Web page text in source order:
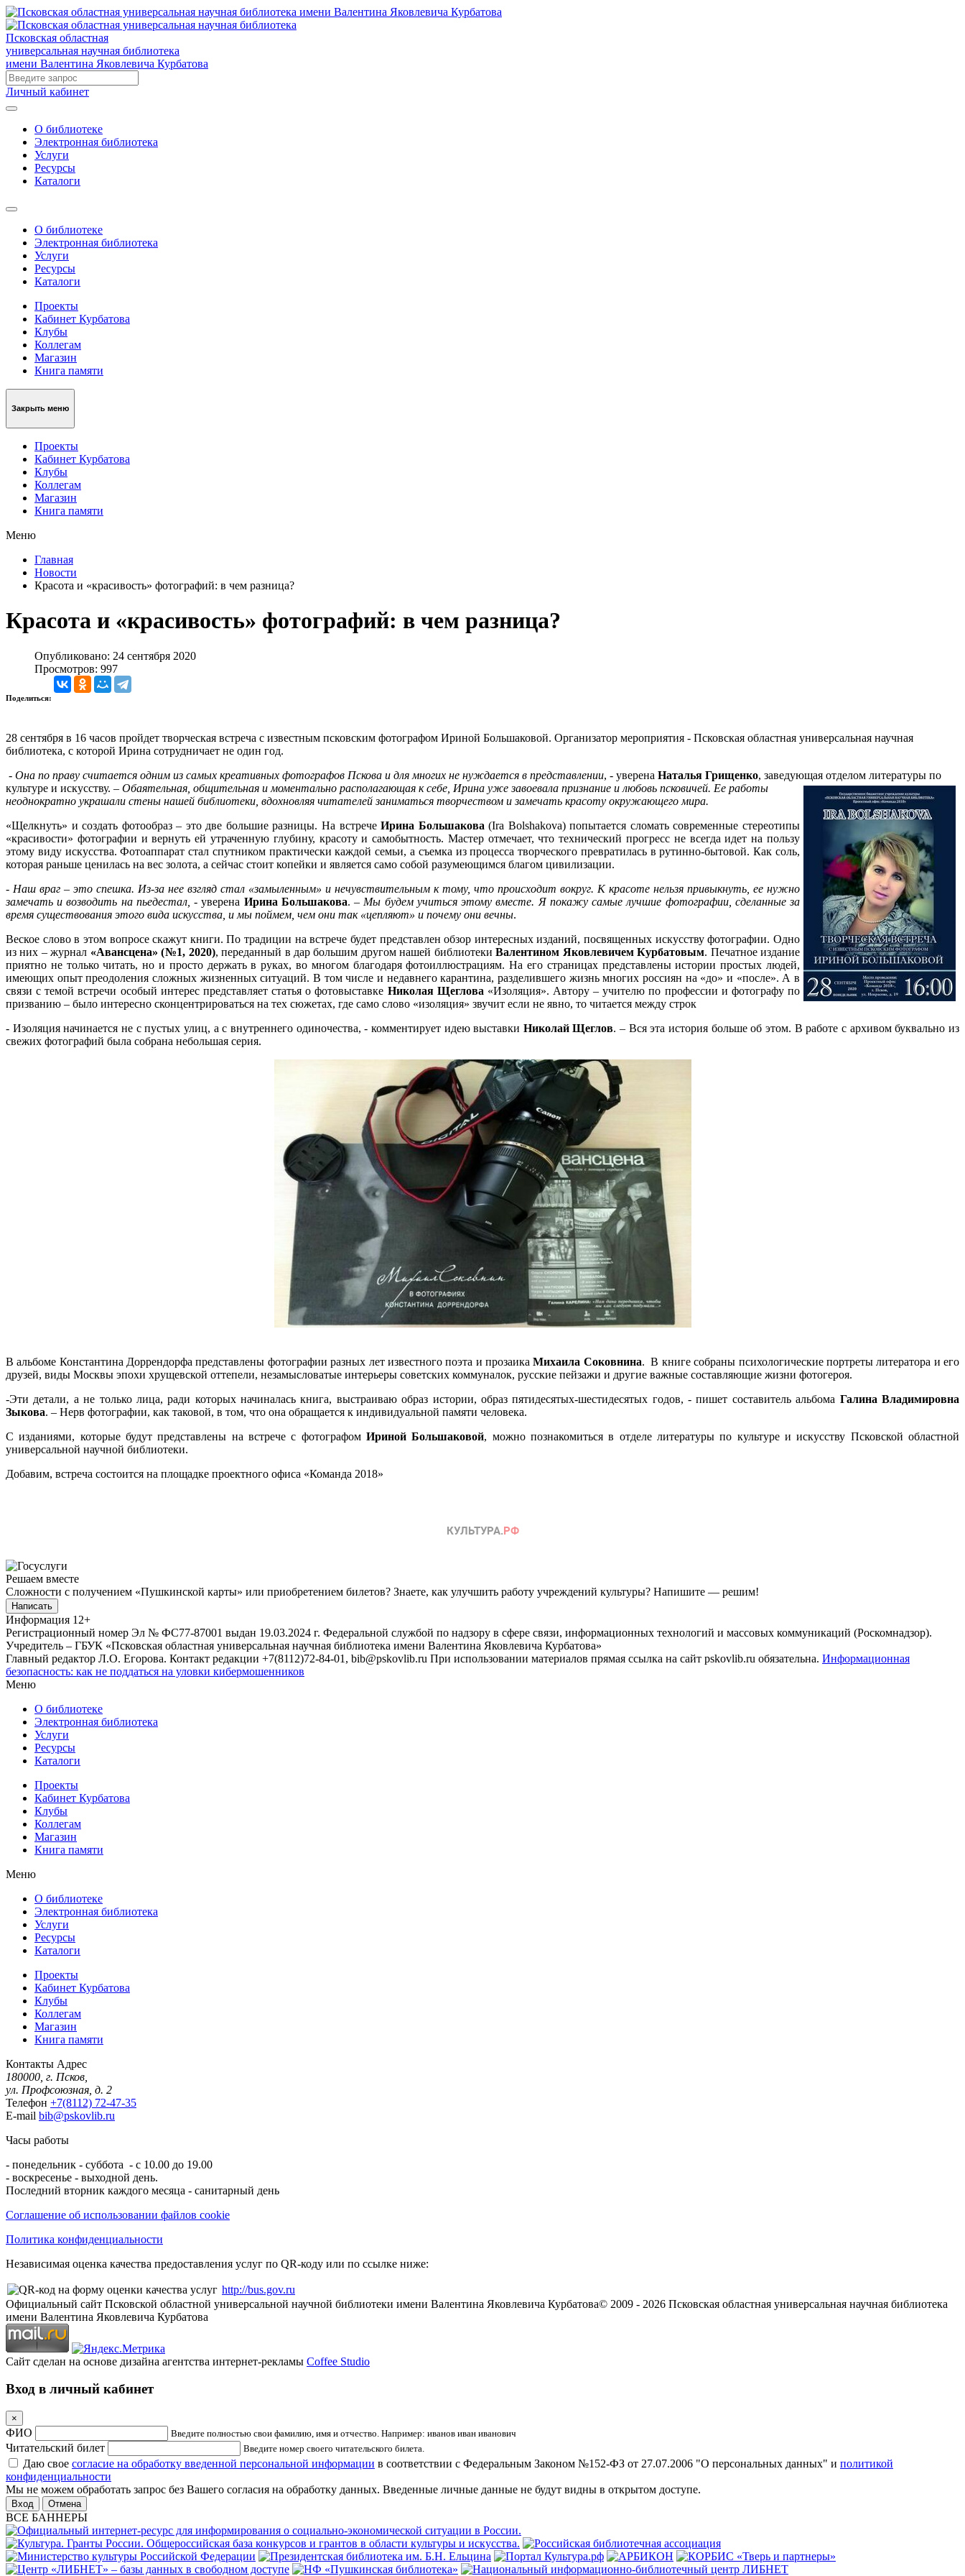
Псковская областная
универсальная научная библиотека
имени Валентина Яковлевича Курбатова
Личный кабинет
О библиотеке
Электронная библиотека
Услуги
Ресурсы
Каталоги
О библиотеке
Электронная библиотека
Услуги
Ресурсы
Каталоги
Проекты
Кабинет Курбатова
Клубы
Коллегам
Магазин
Книга памяти
Закрыть меню
Проекты
Кабинет Курбатова
Клубы
Коллегам
Магазин
Книга памяти
Меню
Главная
Новости
Красота и «красивость» фотографий: в чем разница?
Красота и «красивость» фотографий: в чем разница?
Опубликовано: 24 сентября 2020
Просмотров: 997
Поделиться:
28 сентября в 16 часов пройдет творческая встреча с известным псковским фотографом Ириной Большаковой. Организатор мероприятия - Псковская областная универсальная научная
библиотека, с которой Ирина сотрудничает не один год.
- Она по праву считается одним из самых креативных фотографов Пскова и для многих не нуждается в представлении, - уверена Наталья Грищенко, заведующая отделом литературы по
культуре и искусству. – Обаятельная, общительная и моментально располагающая к себе, Ирина уже завоевала признание и любовь псковичей. Ее работы
неоднократно украшали стены нашей библиотеки, вдохновляя читателей заниматься творчеством и замечать красоту окружающего мира.
«Щелкнуть» и создать фотообраз – это две большие разницы. На встречеИрина Большакова (Ira Bolshakova) попытается сломать современные стереотипы
«красивости» фотографии и вернуть ей утраченную глубину, красоту и самобытность. Мастер отмечает, что технический прогресс не всегда идет на пользу
этому виду искусства. Фотоаппарат стал спутником практически каждой семьи, а съемка из процесса творческого превратилась в рутинно-бытовой. Как соль,
которая раньше ценилась на вес золота, а сейчас стоит копейки и является само собой разумеющимся благом цивилизации.
- Наш враг – это спешка. Из-за нее взгляд стал «замыленным» и нечувствительным к тому, что происходит вокруг. К красоте нельзя привыкнуть, ее нужно
замечать и возводить на пьедестал, - уверена Ирина Большакова. – Мы будем учиться этому вместе. Я покажу самые лучшие фотографии, сделанные за
время существования этого вида искусства, и мы поймем, чем они так «цепляют» и почему они вечны.
Веское слово в этом вопросе скажут книги. По традиции на встрече будет представлен обзор интересных изданий, посвященных искусству фотографии. Одно
из них – журнал «Авансцена» (№1, 2020), переданный в дар большим другом нашей библиотекиВалентином Яковлевичем Курбатовым. Печатное издание
приятно не только читать, но и просто держать в руках, во многом благодаря фотоиллюстрациям. На его страницах представлены истории простых людей,
имеющих опыт преодоления сложных жизненных ситуаций. В том числе и недавнего карантина, разделившего жизнь многих россиян на «до» и «после». А в
связи с темой встречи особый интерес представляет статья о фотовыставке Николая Щеглова «Изоляция». Автору – учителю по профессии и фотографу по
призванию – было интересно сконцентрироваться на тех сюжетах, где само слово «изоляция» звучит если не явно, то читается между строк
- Изоляция начинается не с пустых улиц, а с внутреннего одиночества, - комментирует идею выставки Николай Щеглов. – Вся эта история больше об этом. В работе с архивом буквально из
свежих фотографий была собрана небольшая серия.
В альбоме Константина Доррендорфа представлены фотографии разных лет известного поэта и прозаикаМихаила Соковнина. В книге собраны психологические портреты литератора и его
друзей, виды Москвы эпохи хрущевской оттепели, незамысловатые интерьеры советских коммуналок, русские пейзажи и другие важные составляющие жизни фотогероя.
-Эти детали, а не только лица, ради которых начиналась книга, выстраиваю образ истории, образ пятидесятых-шестидесятых годов, - пишет составитель альбома Галина Владимировна
Зыкова. – Нерв фотографии, как таковой, в том, что она обращается к индивидуальной памяти человека.
С изданиями, которые будут представлены на встрече с фотографом Ириной Большаковой, можно познакомиться в отделе литературы по культуре и искусству Псковской областной
универсальной научной библиотеки.
Добавим, встреча состоится на площадке проектного офиса «Команда 2018»
Решаем вместе
Сложности с получением «Пушкинской карты» или приобретением билетов? Знаете, как улучшить работу учреждений культуры? Напишите — решим!
Написать
Информация 12+
Регистрационный номер Эл № ФС77-87001 выдан 19.03.2024 г. Федеральной службой по надзору в сфере связи, информационных технологий и массовых коммуникаций (Роскомнадзор).
Учредитель – ГБУК «Псковская областная универсальная научная библиотека имени Валентина Яковлевича Курбатова»
Главный редактор Л.О. Егорова. Контакт редакции +7(8112)72-84-01, bib@pskovlib.ru При использовании материалов прямая ссылка на сайт pskovlib.ru обязательна. Информационная
безопасность: как не поддаться на уловки кибермошенников
Меню
О библиотеке
Электронная библиотека
Услуги
Ресурсы
Каталоги
Проекты
Кабинет Курбатова
Клубы
Коллегам
Магазин
Книга памяти
Меню
О библиотеке
Электронная библиотека
Услуги
Ресурсы
Каталоги
Проекты
Кабинет Курбатова
Клубы
Коллегам
Магазин
Книга памяти
Контакты Адрес
180000, г. Псков,
ул. Профсоюзная, д. 2
Телефон +7(8112) 72-47-35
E-mail bib@pskovlib.ru
Часы работы
- понедельник - суббота - с 10.00 до 19.00
- воскресенье - выходной день.
Последний вторник каждого месяца - санитарный день
Соглашение об использовании файлов cookie
Политика конфиденциальности
Независимая оценка качества предоставления услуг по QR-коду или по ссылке ниже:
http://bus.gov.ru
Официальный сайт Псковской областной универсальной научной библиотеки имени Валентина Яковлевича Курбатова© 2009 - 2026 Псковская областная универсальная научная библиотека
имени Валентина Яковлевича Курбатова
Сайт сделан на основе дизайна агентства интернет-рекламы Coffee Studio
Вход в личный кабинет
×
ФИО Введите полностью свои фамилию, имя и отчество. Например: иванов иван иванович
Читательский билет Введите номер своего читательского билета.
Даю свое согласие на обработку введенной персональной информации в соответствии с Федеральным Законом №152-ФЗ от 27.07.2006 "О персональных данных" и политикой
конфиденциальности
Мы не можем обработать запрос без Вашего согласия на обработку данных. Введенные личные данные не будут видны в открытом доступе.
Отмена
ВСЕ БАННЕРЫ